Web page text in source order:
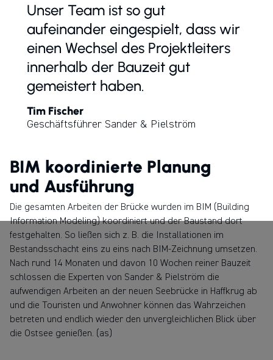
Unser Team ist so gut
aufeinander eingespielt, dass wir
einen Wechsel des Projektleiters
innerhalb der Bauzeit gut
gemeistert haben.
Tim Fischer
Geschäftsführer Sander & Pielström
BIM koordinierte Planung
und Ausführung
Die gesamten Arbeiten der Brücke wurden im BIM (Building
Information Modeling) koordiniert und der Baustand dort
festgehalten. So ließen sich z. B. die Installationen im
Bestandsschacht eins zu eins nach BIM-Zeichnung umsetzen.
Nach rund 14 Monaten und davon 10 Wochen reiner Bauzeit
schlossen die Experten von Sander & Pielström die
aufwendigen Arbeiten an der neuen Seebrücke in Haffkrug ab
und die Touristen und Anwohner können das Wahrzeichen
betreten und endlich wieder den unvergleichlichen Blick über
die Ostsee genießen. (as)